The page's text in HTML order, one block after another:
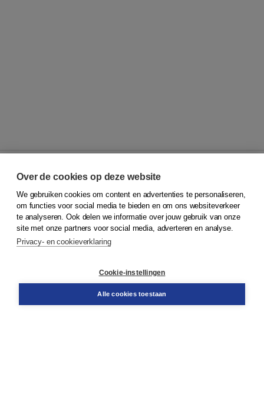
© 2026Koninklijke Boom uitgevers
Klantenservice
Service & informatie
Contact
Over de cookies op deze website
We gebruiken cookies om content en advertenties te personaliseren,
om functies voor social media te bieden en om ons websiteverkeer
te analyseren. Ook delen we informatie over jouw gebruik van onze
site met onze partners voor social media, adverteren en analyse.
Privacy- en cookieverklaring
Cookie-instellingen
Alle cookies toestaan